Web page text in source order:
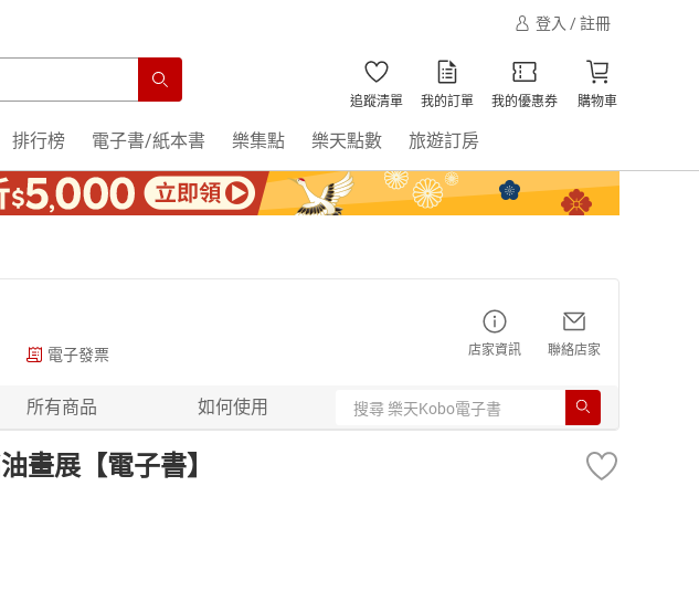
登入 / 註冊
追蹤清單 我的訂單 我的優惠券 購物車
排行榜 電子書/紙本書 樂集點 樂天點數 旅遊訂房
電子發票 店家資訊 聯絡店家
所有商品 如何使用
畫展【電子書】